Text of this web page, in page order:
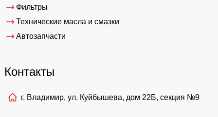
Фильтры
Технические масла и смазки
Автозапчасти
Контакты
г. Владимир, ул. Куйбышева, дом 22Б, секция №9